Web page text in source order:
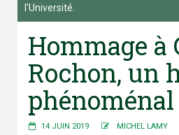
l'Université.
Hommage à
Rochon, un
phénoménal
14 JUIN 2019 MICHEL LAMY